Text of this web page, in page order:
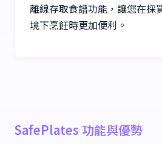
離線存取食譜功能，讓您在採
境下烹飪時更加便利。
SafePlates 功能與優勢